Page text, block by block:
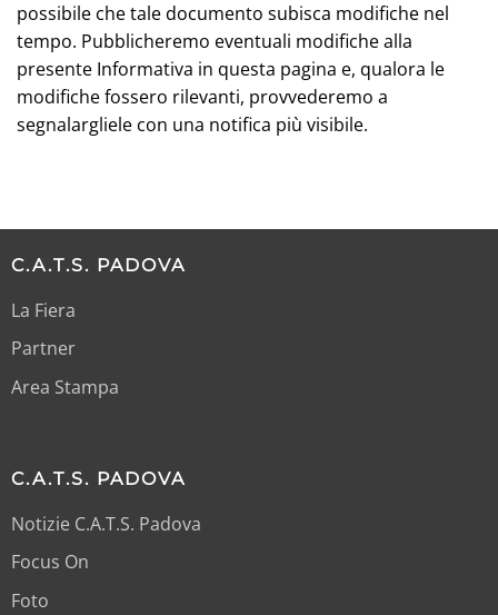
possibile che tale documento subisca modifiche nel
tempo. Pubblicheremo eventuali modifiche alla
presente Informativa in questa pagina e, qualora le
modifiche fossero rilevanti, provvederemo a
segnalargliele con una notifica più visibile.
C.A.T.S. PADOVA
La Fiera
Partner
Area Stampa
C.A.T.S. PADOVA
Notizie C.A.T.S. Padova
Focus On
Foto